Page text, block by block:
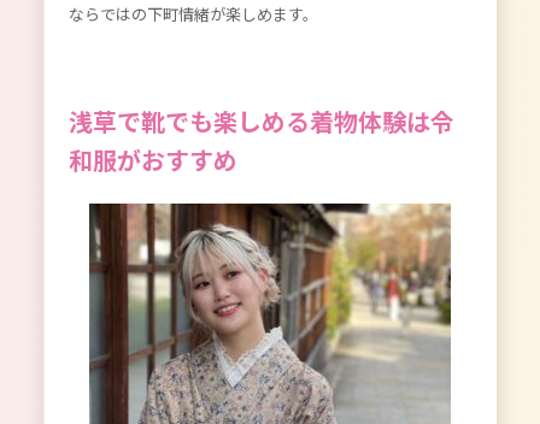
ならではの下町情緒が楽しめます。
浅草で靴でも楽しめる着物体験は令
和服がおすすめ